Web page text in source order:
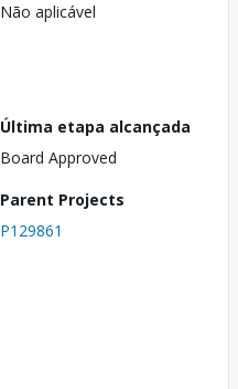
Não aplicável
Última etapa alcançada
Board Approved
Parent Projects
P129861